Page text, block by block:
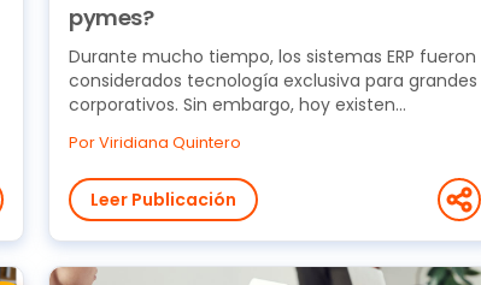
pymes?
Durante mucho tiempo, los sistemas ERP fueron
considerados tecnología exclusiva para grandes
corporativos. Sin embargo, hoy existen
Por Viridiana Quintero
Leer Publicación